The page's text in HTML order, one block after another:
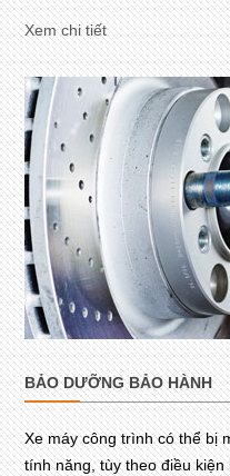
Xem chi tiết
BẢO DƯỠNG BẢO HÀNH
Xe máy công trình có thể bị
tính năng, tùy theo điều